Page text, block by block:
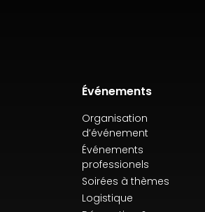
Événements
Organisation
d’événement
Événements
professionels
Soirées à thèmes
Logistique